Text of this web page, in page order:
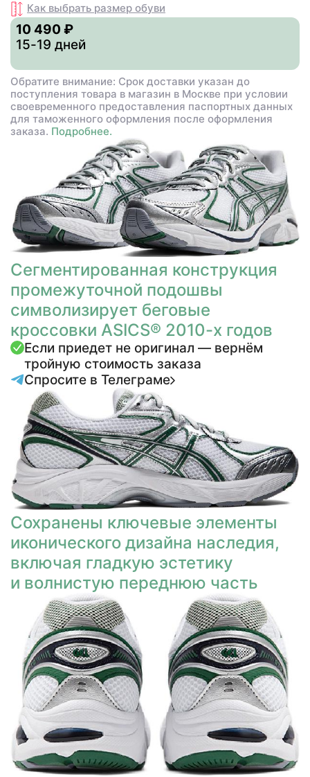
Как выбрать размер обуви
10 490 ₽
15-19 дней
Обратите внимание: Срок доставки указан до
поступления товара в магазин в Москве при условии
своевременного предоставления паспортных данных
для таможенного оформления после оформления
заказа. Подробнее.
Сегментированная конструкция
промежуточной подошвы
символизирует беговые
кроссовки ASICS® 2010-х годов
Если приедет не оригинал — вернём
тройную стоимость заказа
Спросите в Телеграме
Сохранены ключевые элементы
иконического дизайна наследия,
включая гладкую эстетику
и волнистую переднюю часть